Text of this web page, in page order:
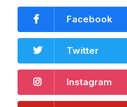
Facebook
Twitter
Instagram